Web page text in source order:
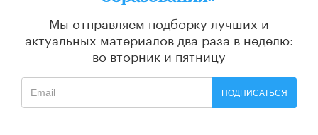
Мы отправляем подборку лучших и
актуальных материалов два раза в неделю:
во вторник и пятницу
ПОДПИСАТЬСЯ